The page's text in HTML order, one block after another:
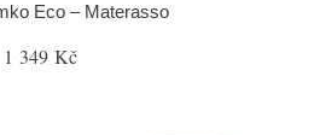
Eco – Materasso
1 349 Kč